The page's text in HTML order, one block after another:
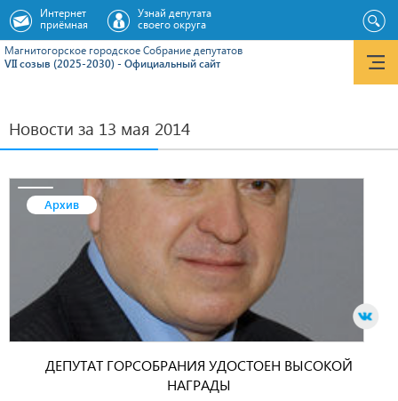
Магнитогорское городское Cобрание депутатов
VII созыв (2025-2030) - Официальный сайт
Интернет
приёмная
Узнай депутата
своего округа
Новости за 13 мая 2014
Архив
ДЕПУТАТ ГОРСОБРАНИЯ УДОСТОЕН ВЫСОКОЙ
НАГРАДЫ